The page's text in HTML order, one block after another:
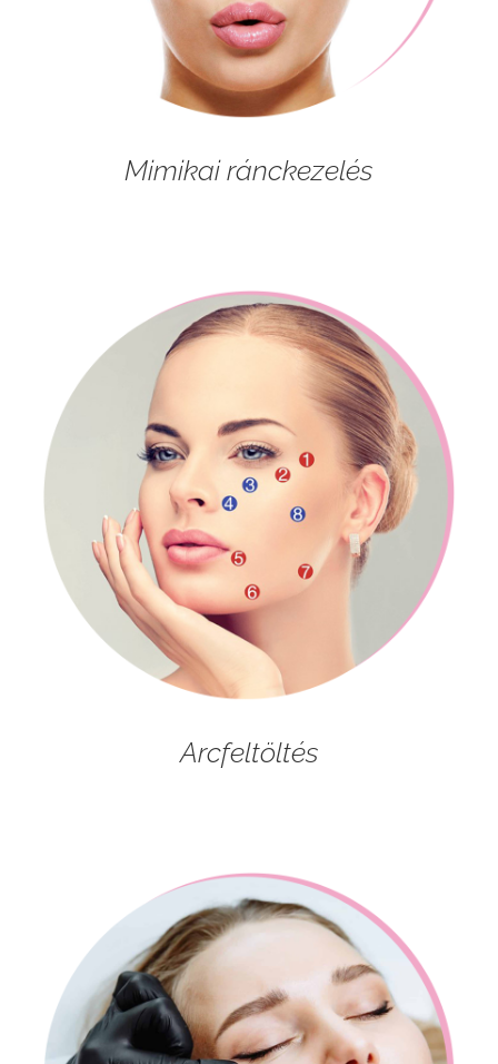
Mimikai ránckezelés
Arcfeltöltés